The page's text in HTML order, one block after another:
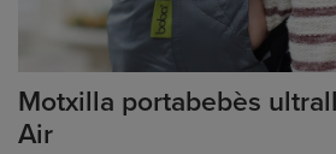
Motxilla portabebès
Air